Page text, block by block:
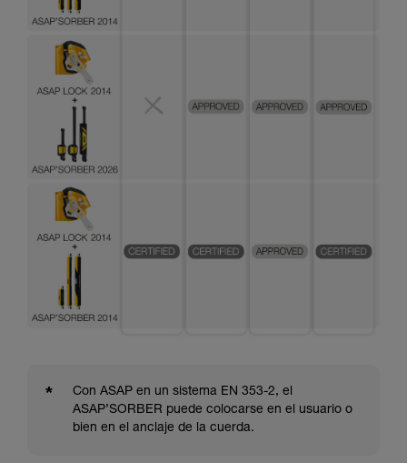
*
Con ASAP en un sistema EN 353-2, el
ASAP’SORBER puede colocarse en el usuario o
bien en el anclaje de la cuerda.